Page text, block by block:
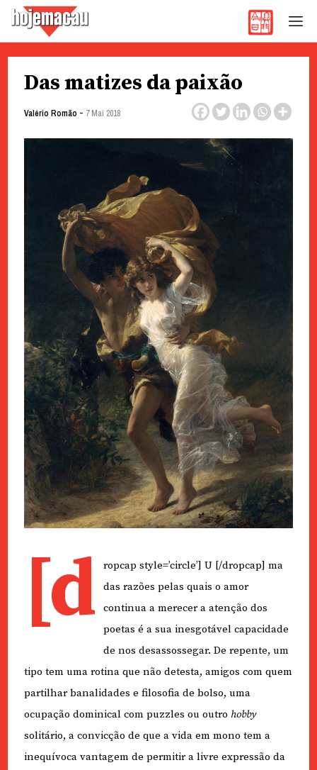
Das matizes da paixão
Valério Romão - 7 Mai 2018
[d
ropcap style=’circle’] U [/dropcap] ma
das razões pelas quais o amor
continua a merecer a atenção dos
poetas é a sua inesgotável capacidade
de nos desassossegar. De repente, um
tipo tem uma rotina que não detesta, amigos com quem
partilhar banalidades e filosofia de bolso, uma
ocupação dominical com puzzles ou outro hobby
solitário, a convicção de que a vida em mono tem a
inequívoca vantagem de permitir a livre expressão da